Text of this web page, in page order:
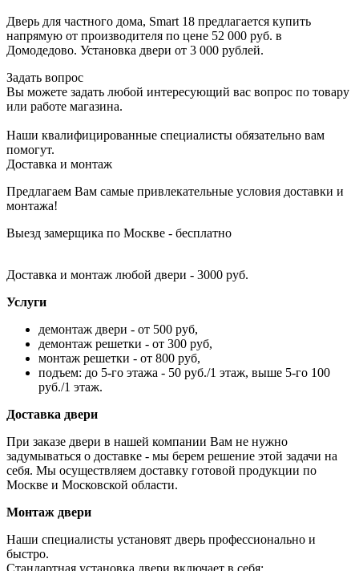
Дверь для частного дома, Smart 18 предлагается купить
напрямую от производителя по цене 52 000 руб. в
Домодедово. Установка двери от 3 000 рублей.
Задать вопрос
Вы можете задать любой интересующий вас вопрос по товару
или работе магазина.
Наши квалифицированные специалисты обязательно вам
помогут.
Доставка и монтаж
Предлагаем Вам самые привлекательные условия доставки и
монтажа!
Выезд замерщика по Москве - бесплатно
Доставка и монтаж любой двери - 3000 руб.
Услуги
демонтаж двери - от 500 руб,
демонтаж решетки - от 300 руб,
монтаж решетки - от 800 руб,
подъем: до 5-го этажа - 50 руб./1 этаж, выше 5-го 100
руб./1 этаж.
Доставка двери
При заказе двери в нашей компании Вам не нужно
задумываться о доставке - мы берем решение этой задачи на
себя. Мы осуществляем доставку готовой продукции по
Москве и Московской области.
Монтаж двери
Наши специалисты установят дверь профессионально и
быстро.